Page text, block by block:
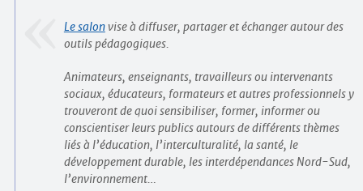
Le salonvise à diffuser, partager et échanger autour des
outils pédagogiques.
Animateurs, enseignants, travailleurs ou intervenants
sociaux, éducateurs, formateurs et autres professionnels y
trouveront de quoi sensibiliser, former, informer ou
conscientiser leurs publics autours de différents thèmes
liés à l’éducation, l’interculturalité, la santé, le
développement durable, les interdépendances Nord-Sud,
l’environnement…